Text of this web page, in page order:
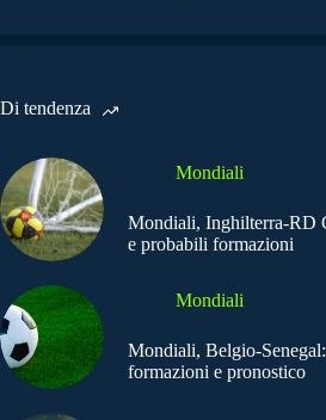
Di tendenza
Mondiali
Mondiali, Inghilterra-RD
e probabili formazioni
Mondiali
Mondiali, Belgio-
formazioni e pronostico